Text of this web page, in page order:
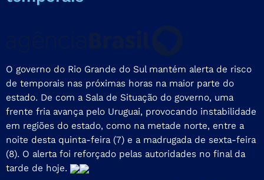
O governo do Rio Grande do Sul mantém alerta de risco
de temporais nas próximas horas na maior parte do
estado. De com a Sala de Situação do governo, uma
frente fria avança pelo Uruguai, provocando instabilidade
em regiões do estado, como na metade norte, entre a
noite desta quinta-feira (7) e a madrugada de sexta-feira
(8). O alerta foi reforçado pelas autoridades no final da
tarde de hoje.